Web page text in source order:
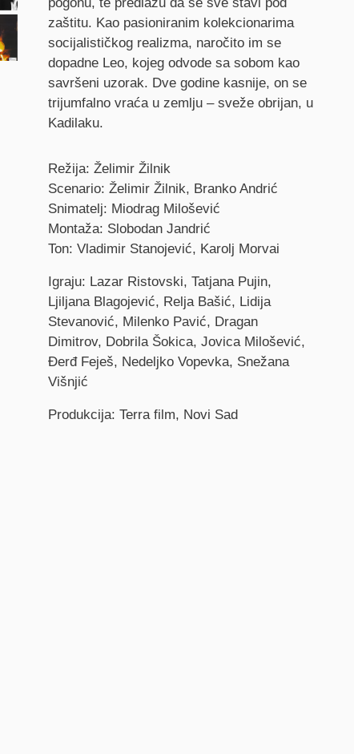
zaštitu. Kao pasioniranim kolekcionarima
socijalističkog realizma, naročito im se
dopadne Leo, kojeg odvode sa sobom kao
savršeni uzorak. Dve godine kasnije, on se
trijumfalno vraća u zemlju – sveže obrijan, u
Kadilaku.
Credits
Režija: Želimir Žilnik
Scenario: Želimir Žilnik, Branko Andrić
Snimatelj: Miodrag Milošević
Montaža: Slobodan Jandrić
Ton: Vladimir Stanojević, Karolj Morvai
Igraju: Lazar Ristovski, Tatjana Pujin,
Ljiljana Blagojević, Relja Bašić, Lidija
Stevanović, Milenko Pavić, Dragan
Dimitrov, Dobrila Šokica, Jovica Milošević,
Đerđ Feješ, Nedeljko Vopevka, Snežana
Višnjić
Produkcija: Terra film, Novi Sad